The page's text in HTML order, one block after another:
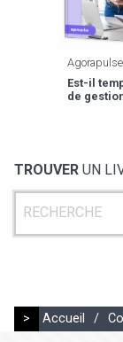
Agorapulse
Est-il
de
TROUVER UN
> Accueil /